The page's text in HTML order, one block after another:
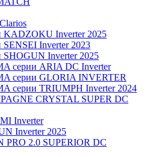
KADZOKU Inverter 2025
Inverter 2023
SHOGUN Inverter 2025
серии ARIA DC Inverter
серии GLORIA INVERTER
серии TRIUMPH Inverter 2024
CRYSTAL SUPER DC
Inverter
Inverter 2025
PRO 2.0 SUPERIOR DC